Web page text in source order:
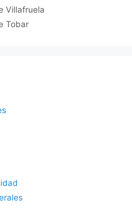
Villafruela
Tobar